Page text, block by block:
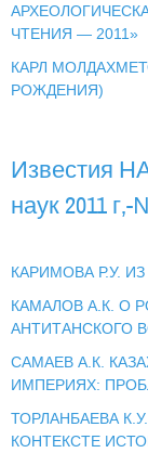
ЧТЕНИЯ — 2011»
КАРЛ
РОЖДЕНИЯ)
Известия
наук 2011
КАРИМОВА Р.У.
КАМАЛОВ А.К. О
АНТИТАНСКОГО
САМАЕВ А.К.
ИМПЕРИЯХ:
ТОРЛАНБАЕВА
КОНТЕКСТЕ